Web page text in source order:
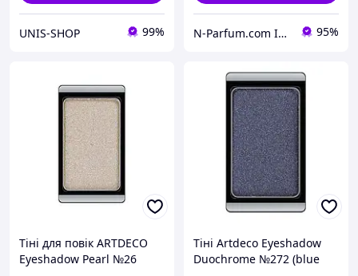
UNIS-SHOP 99% N-Parfum.com Інтернет-магазин оригінальної парфумерії та косметики 95%
Тіні для повік ARTDECO
Eyeshadow Pearl №26
Тіні Artdeco Eyeshadow
Duochrome №272 (blue